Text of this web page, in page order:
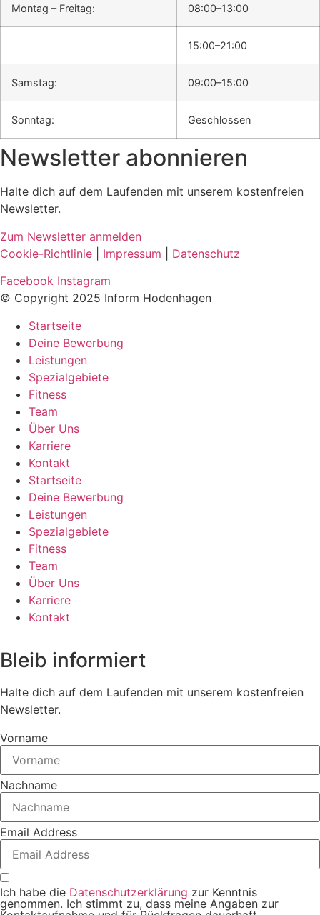
Montag – Freitag: 08:00–13:00
15:00–21:00
Samstag: 09:00–15:00
Sonntag: Geschlossen
Newsletter abonnieren
Halte dich auf dem Laufenden mit unserem kostenfreien
Newsletter.
Zum Newsletter anmelden
Cookie-Richtlinie
Impressum
Datenschutz
Facebook Instagram
© Copyright 2025 Inform Hodenhagen
Startseite
Deine Bewerbung
Leistungen
Spezialgebiete
Fitness
Team
Über Uns
Karriere
Kontakt
Startseite
Deine Bewerbung
Leistungen
Spezialgebiete
Fitness
Team
Über Uns
Karriere
Kontakt
Bleib informiert
Halte dich auf dem Laufenden mit unserem kostenfreien
Newsletter.
Vorname
Nachname
Email Address
Ich habe die Datenschutzerklärung zur Kenntnis
genommen. Ich stimmt zu, dass meine Angaben zur